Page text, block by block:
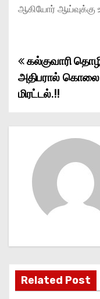
ஆகியோர் ஆய்வுக்கு
P
o
a
கல்குவாரி
அதிபரால் கொலை
மிரட்டல்.!!
Related Post